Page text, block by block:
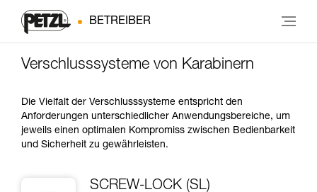
BETREIBER
Verschlusssysteme von Karabinern
Die Vielfalt der Verschlusssysteme entspricht den
Anforderungen unterschiedlicher Anwendungsbereiche, um
jeweils einen optimalen Kompromiss zwischen Bedienbarkeit
und Sicherheit zu gewährleisten.
SCREW-LOCK (SL)